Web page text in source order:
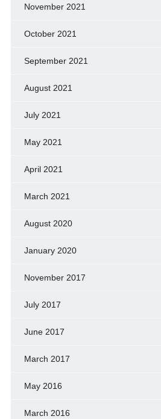
November 2021
October 2021
September 2021
August 2021
July 2021
May 2021
April 2021
March 2021
August 2020
January 2020
November 2017
July 2017
June 2017
March 2017
May 2016
March 2016